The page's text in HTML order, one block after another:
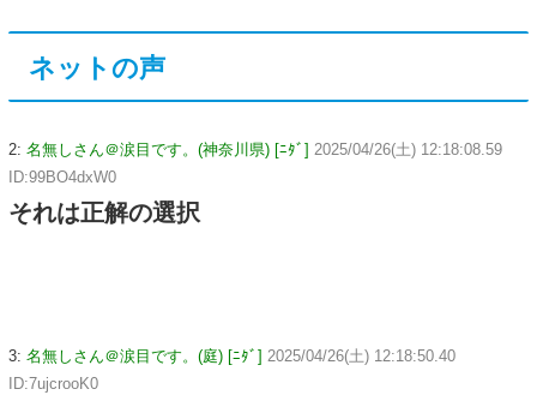
ネットの声
2: 名無しさん＠涙目です。(神奈川県) [ﾆﾀﾞ] 2025/04/26(土) 12:18:08.59
ID:99BO4dxW0
それは正解の選択
3: 名無しさん＠涙目です。(庭) [ﾆﾀﾞ] 2025/04/26(土) 12:18:50.40
ID:7ujcrooK0